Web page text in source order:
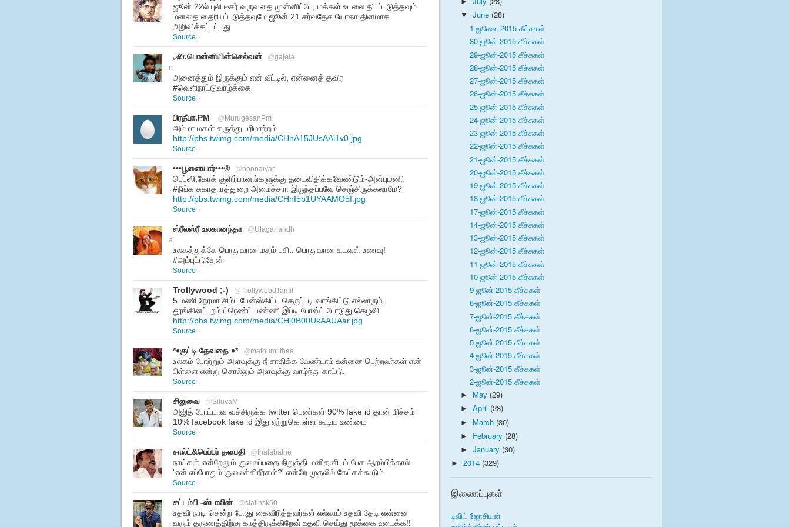
ஜூன் 22ல் புலி டீசர் வருவதை முன்னிட்டே, மக்கள் உடலை திடப்படுத்தவும்
மனதை தைரியப்படுத்தவுமே ஜூன் 21 சர்வதேச யோகா தினமாக
அறிவிக்கப்பட்டது
Source ·
ℳr.பொன்னியின்செல்வன் @gajela
n
அனைத்தும் இருக்கும் என் வீட்டில், என்னைத் தவிர
#வெளிநாட்டுவாழ்க்கை
Source ·
பிரதீபா.PM @ MurugesanPm
அம்மா மகள் கருத்து பரிமாற்றம்
http://pbs.twimg.com/media/CHnA15JUsAAi1v0.jpg
Source ·
•••பூனையார்•••® @poonaiyar
பெப்ஸி,கோக் குளிர்பானங்களுக்கு தடைவிதிக்கவேண்டும்-அன்புமணி
#நீங்க சுகாதாரத்துறை அமைச்சரா இருந்தப்பவே செஞ்சிருக்கலாமே?
http://pbs.twimg.com/media/CHnI5b1UYAAMO5f.jpg
Source ·
ஸ்ரீலஸ்ரீ உலகானந்தா @Ulaganandh
a
உலகத்துக்கே பொதுவான மதம் பசி.. பொதுவான கடவுள் உணவு!
#அம்புட்டுதேன்
Source ·
Trollywood ;-) @TrollywoodTamil
5 மணி நேரமா சிம்பு பேன்ஸ்கிட்ட செருப்படி வாங்கிட்டு எல்லாரும்
தூங்கினப்புறம் ட்ரெண்ட் பண்ணி இப்டி போஸ்ட் போடுது கெழவி
http://pbs.twimg.com/media/CHj0B00UkAAUAar.jpg
Source ·
*♦குட்டி தேவதை ♦* @mathumiithaa
உலகம் போற்றும் அளவுக்கு நீ சாதிக்க வேண்டாம் உன்னை பெற்றவர்கள் என்
பிள்ளை என்று சொல்லும் அளவுக்கு வாழ்ந்து காட்டு.
Source ·
சிலுவை @SiluvaM
அஜித் போட்டாவ வச்சிருக்க twitter பெண்கள் 90% fake id தான் மிச்சம்
10% facebook fake id இது ஏற்றுகொள்ள கூடிய உண்மை
Source ·
சால்ட்&பெப்பர் தளபதி @thalabathe
நாய்கள் என்றேனும் குலைப்பதை நிறுத்தி மனிதனிடம் பேச ஆரம்பித்தால்
'ஏன் எப்போதும் குலைக்கிறீர்கள்?' என்றே முதலில் கேட்கக்கூடும்
Source ·
சட்டம்பி -ஸ்டாலின் @stalinsk50
உதவி நாடி சென்ற போது கைவிரித்தவர்கள் எல்லாம் உதவி தேடி என்னை
வரும் தருணத்திற்கு காத்திருக்கிறேன் உதவி செய்து மூக்கை உடைக்க!!
▼ June (28)
1-ஜூலை-2015 கீச்சுகள்
30-ஜூன்-2015 கீச்சுகள்
29-ஜூன்-2015 கீச்சுகள்
28-ஜூன்-2015 கீச்சுகள்
27-ஜூன்-2015 கீச்சுகள்
26-ஜூன்-2015 கீச்சுகள்
25-ஜூன்-2015 கீச்சுகள்
24-ஜூன்-2015 கீச்சுகள்
23-ஜூன்-2015 கீச்சுகள்
22-ஜூன்-2015 கீச்சுகள்
21-ஜூன்-2015 கீச்சுகள்
20-ஜூன்-2015 கீச்சுகள்
19-ஜூன்-2015 கீச்சுகள்
18-ஜூன்-2015 கீச்சுகள்
17-ஜூன்-2015 கீச்சுகள்
14-ஜூன்-2015 கீச்சுகள்
13-ஜூன்-2015 கீச்சுகள்
12-ஜூன்-2015 கீச்சுகள்
11-ஜூன்-2015 கீச்சுகள்
10-ஜூன்-2015 கீச்சுகள்
9-ஜூன்-2015 கீச்சுகள்
8-ஜூன்-2015 கீச்சுகள்
7-ஜூன்-2015 கீச்சுகள்
6-ஜூன்-2015 கீச்சுகள்
5-ஜூன்-2015 கீச்சுகள்
4-ஜூன்-2015 கீச்சுகள்
3-ஜூன்-2015 கீச்சுகள்
2-ஜூன்-2015 கீச்சுகள்
► May (29)
► April (28)
► March (30)
► February (28)
► January (30)
► 2014 (329)
இணைப்புகள்
டிவிட் ஜோசியன்